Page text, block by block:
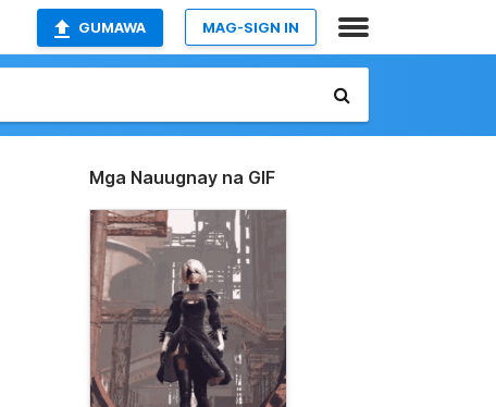
GUMAWA MAG-SIGN IN
Mga Nauugnay na GIF